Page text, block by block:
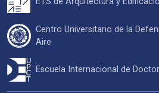
Centro Universitario de la
Aire
Escuela Internacional de